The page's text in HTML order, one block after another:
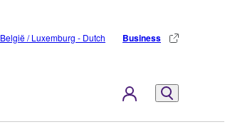
/ Luxemburg - Dutch Business